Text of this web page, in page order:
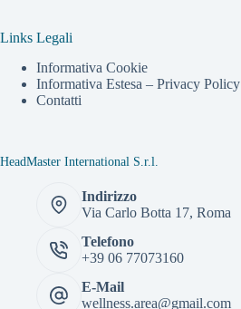
Links Legali
Informativa Cookie
Informativa Estesa – Privacy Policy
Contatti
HeadMaster International S.r.l.
Indirizzo
Via Carlo Botta 17, Roma
Telefono
+39 06 77073160
E-Mail
wellness.area@gmail.com